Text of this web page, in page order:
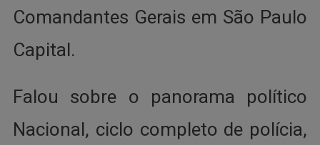
Comandantes Gerais em São Paulo
Capital.
Falou sobre o panorama político
Nacional, ciclo completo de polícia,